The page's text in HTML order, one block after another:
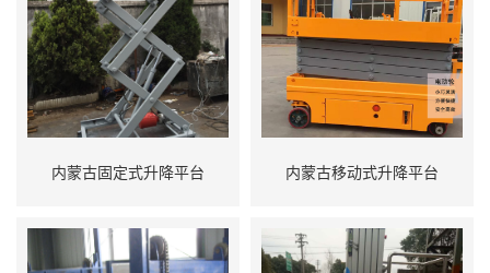
内蒙古固定式升降平台 内蒙古移动式升降平台